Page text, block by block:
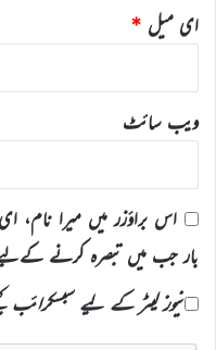
ای میل *
ویب‌ سائٹ
اس براؤزر میں میرا نام،
بار جب میں تبصرہ کرنے
نیوز لیٹر کے لیے سبسکرائب